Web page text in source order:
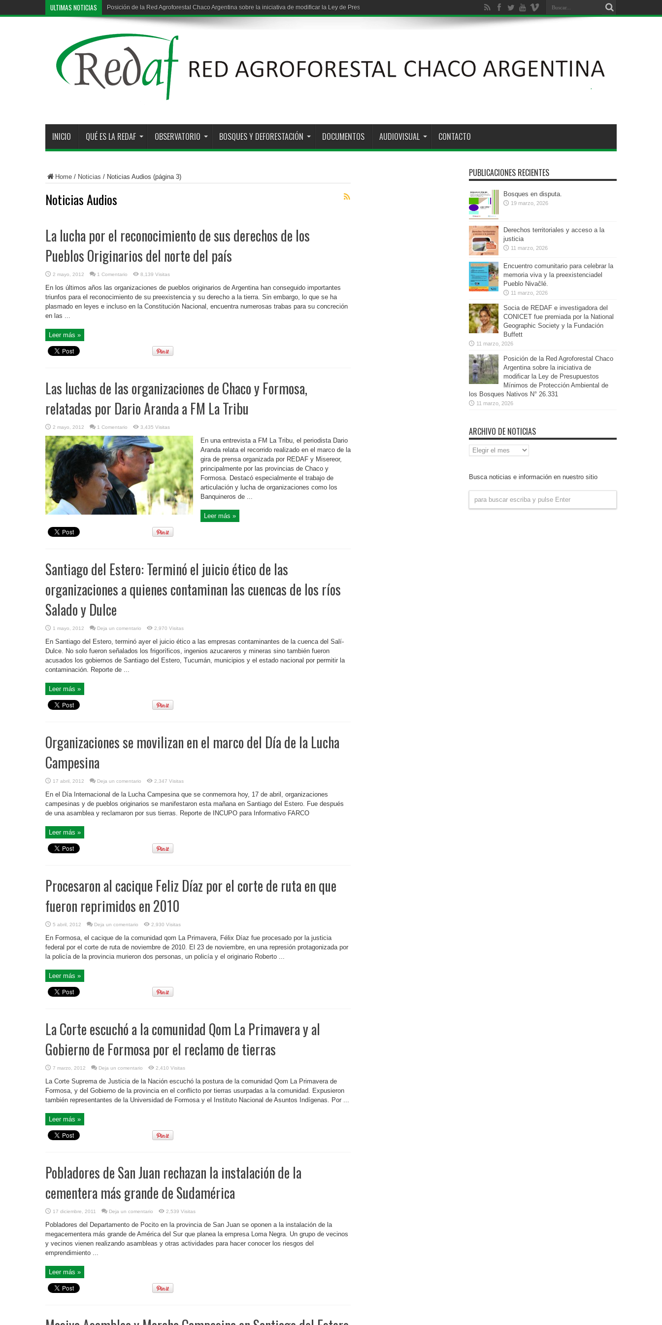
ULTIMAS NOTICIAS Posición de la Red Agroforestal Chaco Argentina sobre la iniciativa de modificar la Ley de Presupuestos Mínimos de Protección Ambiental de los Bosques Nativos N° 26.331
INICIO QUÉ ES LA REDAF OBSERVATORIO BOSQUES Y DEFORESTACIÓN DOCUMENTOS AUDIOVISUAL CONTACTO
Home / Noticias / Noticias Audios (página 3)
Noticias Audios
La lucha por el reconocimiento de sus derechos de los
Pueblos Originarios del norte del país
2 mayo, 2012 1 Comentario 8,139 Visitas
En los últimos años las organizaciones de pueblos originarios de Argentina han conseguido importantes
triunfos para el reconocimiento de su preexistencia y su derecho a la tierra. Sin embargo, lo que se ha
plasmado en leyes e incluso en la Constitución Nacional, encuentra numerosas trabas para su concreción
en las ...
Leer más »
Las luchas de las organizaciones de Chaco y Formosa,
relatadas por Dario Aranda a FM La Tribu
2 mayo, 2012 1 Comentario 3,435 Visitas
En una entrevista a FM La Tribu, el periodista Dario
Aranda relata el recorrido realizado en el marco de la
gira de prensa organizada por REDAF y Misereor,
principalmente por las provincias de Chaco y
Formosa. Destacó especialmente el trabajo de
articulación y lucha de organizaciones como los
Banquineros de ...
Leer más »
Santiago del Estero: Terminó el juicio ético de las
organizaciones a quienes contaminan las cuencas de los ríos
Salado y Dulce
1 mayo, 2012 Deja un comentario 2,970 Visitas
En Santiago del Estero, terminó ayer el juicio ético a las empresas contaminantes de la cuenca del Salí-
Dulce. No solo fueron señalados los frigoríficos, ingenios azucareros y mineras sino también fueron
acusados los gobiernos de Santiago del Estero, Tucumán, municipios y el estado nacional por permitir la
contaminación. Reporte de ...
Leer más »
Organizaciones se movilizan en el marco del Día de la Lucha
Campesina
17 abril, 2012 Deja un comentario 2,347 Visitas
En el Día Internacional de la Lucha Campesina que se conmemora hoy, 17 de abril, organizaciones
campesinas y de pueblos originarios se manifestaron esta mañana en Santiago del Estero. Fue después
de una asamblea y reclamaron por sus tierras. Reporte de INCUPO para Informativo FARCO
Leer más »
Procesaron al cacique Feliz Díaz por el corte de ruta en que
fueron reprimidos en 2010
5 abril, 2012 Deja un comentario 2,930 Visitas
En Formosa, el cacique de la comunidad qom La Primavera, Félix Díaz fue procesado por la justicia
federal por el corte de ruta de noviembre de 2010. El 23 de noviembre, en una represión protagonizada por
la policía de la provincia murieron dos personas, un policía y el originario Roberto ...
Leer más »
La Corte escuchó a la comunidad Qom La Primavera y al
Gobierno de Formosa por el reclamo de tierras
7 marzo, 2012 Deja un comentario 2,410 Visitas
La Corte Suprema de Justicia de la Nación escuchó la postura de la comunidad Qom La Primavera de
Formosa, y del Gobierno de la provincia en el conflicto por tierras usurpadas a la comunidad. Expusieron
también representantes de la Universidad de Formosa y el Instituto Nacional de Asuntos Indígenas. Por ...
Leer más »
Pobladores de San Juan rechazan la instalación de la
cementera más grande de Sudamérica
17 diciembre, 2011 Deja un comentario 2,539 Visitas
Pobladores del Departamento de Pocito en la provincia de San Juan se oponen a la instalación de la
megacementera más grande de América del Sur que planea la empresa Loma Negra. Un grupo de vecinos
y vecinos vienen realizando asambleas y otras actividades para hacer conocer los riesgos del
emprendimiento ...
Leer más »
PUBLICACIONES RECIENTES
Bosques en disputa.
19 marzo, 2026
Derechos territoriales y acceso a la
justicia
11 marzo, 2026
Encuentro comunitario para celebrar la
memoria viva y la preexistenciadel
Pueblo Nivaĉlé.
11 marzo, 2026
Socia de REDAF e investigadora del
CONICET fue premiada por la National
Geographic Society y la Fundación
Buffett
11 marzo, 2026
Posición de la Red Agroforestal Chaco
Argentina sobre la iniciativa de
modificar la Ley de Presupuestos
Mínimos de Protección Ambiental de
los Bosques Nativos N° 26.331
11 marzo, 2026
ARCHIVO DE NOTICIAS
Archivo
de
Busca noticias e información en nuestro sitio